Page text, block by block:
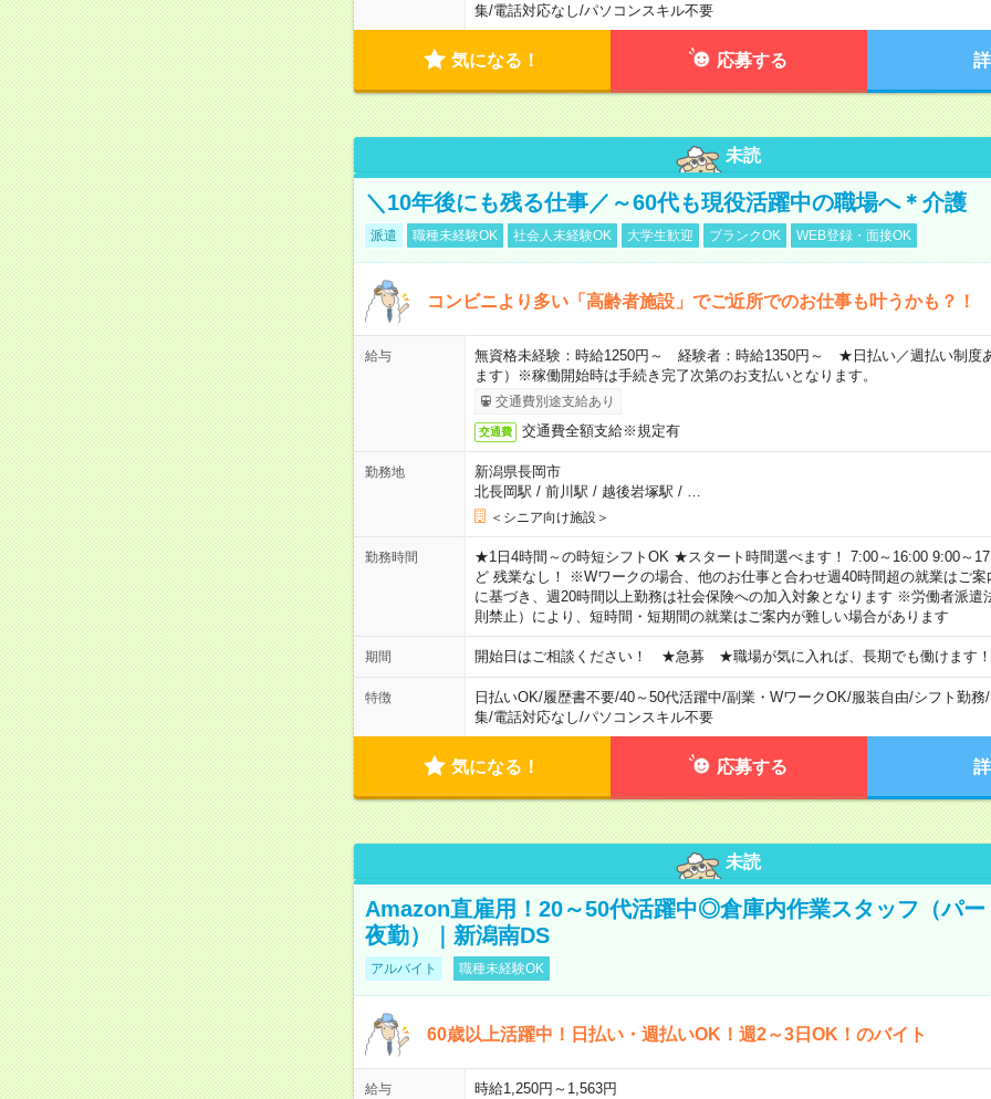
集/電話対応なし/パソコンスキル不要
気になる！ 応募する
未読
＼10年後にも残る仕事／～60代も現役活躍中の職場へ＊介護
派遣 職種未経験OK 社会人未経験OK 大学生歓迎 ブランクOK WEB登録・面接OK
コンビニより多い「高齢者施設」でご近所でのお仕事も叶うかも？！
給与
無資格未経験：時給1250円～ 経験者：時給1350円～ ★日払い／週払い制度
ます）※稼働開始時は手続き完了次第のお支払いとなります。
交通費別途支給あり
交通費 交通費全額支給※規定有
勤務地
新潟県長岡市
北長岡駅 / 前川駅 / 越後岩塚駅 / …
＜シニア向け施設＞
勤務時間
★1日4時間～の時短シフトOK ★スタート時間選べます！ 7:00～16:00 9:00～
ど 残業なし！ ※Wワークの場合、他のお仕事と合わせ週40時間超の就業はご
に基づき、週20時間以上勤務は社会保険への加入対象となります ※労働者派遣
則禁止）により、短時間・短期間の就業はご案内が難しい場合があります
期間 開始日はご相談ください！ ★急募 ★職場が気に入れば、長期でも働けます！
特徴 日払いOK/履歴書不要/40～50代活躍中/副業・WワークOK/服装自由/シフト勤務/
集/電話対応なし/パソコンスキル不要
気になる！ 応募する
未読
Amazon直雇用！20～50代活躍中◎倉庫内作業スタッフ（パー
夜勤）｜新潟南DS
アルバイト 職種未経験OK
60歳以上活躍中！日払い・週払いOK！週2～3日OK！のバイト
給与
時給1,250円～1,563円